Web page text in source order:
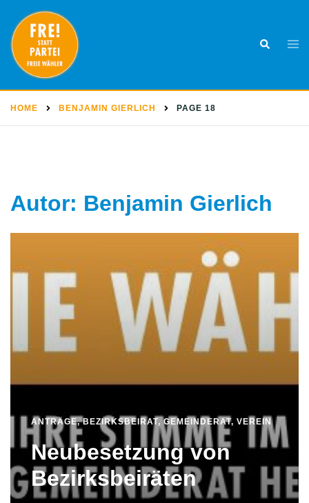
content
Search
HOME BENJAMIN GIERLICH PAGE 18
Autor: Benjamin Gierlich
ANTRÄGE,BEZIRKSBEIRAT,GEMEINDERAT, VEREIN
Neubesetzung von
Bezirksbeiräten